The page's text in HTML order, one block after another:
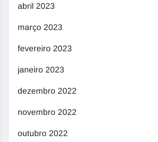
abril 2023
março 2023
fevereiro 2023
janeiro 2023
dezembro 2022
novembro 2022
outubro 2022